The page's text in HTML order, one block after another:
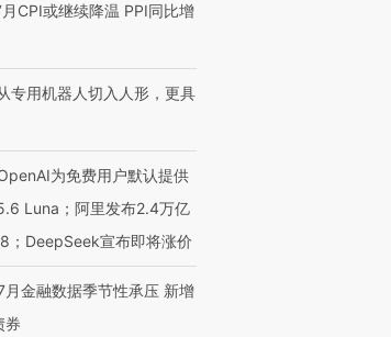
线｜被称为“蟑螂”的印
部长拱下台
视线｜“入侵”还是“人道危
CPI或继续降温 PPI同比增
专用机器人切入人形，更具
为免费用户默认提供
Luna；阿里发布2.4万亿
；DeepSeek宣布即将涨价
月金融数据季节性承压 新增
券